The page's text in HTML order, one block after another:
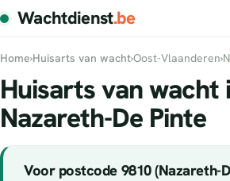
Wachtdienst.be
Home›Huisarts van wacht›Oost-Vlaanderen›
Huisarts van wacht
Nazareth-De Pinte
Voor postcode 9810 (Nazareth-